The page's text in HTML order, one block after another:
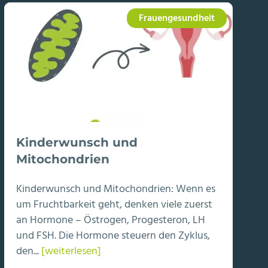
Frauengesundheit
Kinderwunsch und
Mitochondrien
Kinderwunsch und Mitochondrien: Wenn es
um Fruchtbarkeit geht, denken viele zuerst
an Hormone – Östrogen, Progesteron, LH
und FSH. Die Hormone steuern den Zyklus,
den...[weiterlesen]